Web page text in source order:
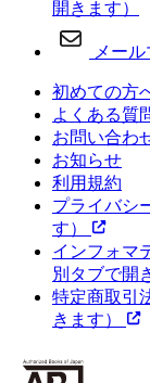
開きます）
メー
初めての方
よくある質
お問い合わ
お知らせ
利用規約
プライバシ
す）
インフォマ
別タブで開
特定商取引
きます）